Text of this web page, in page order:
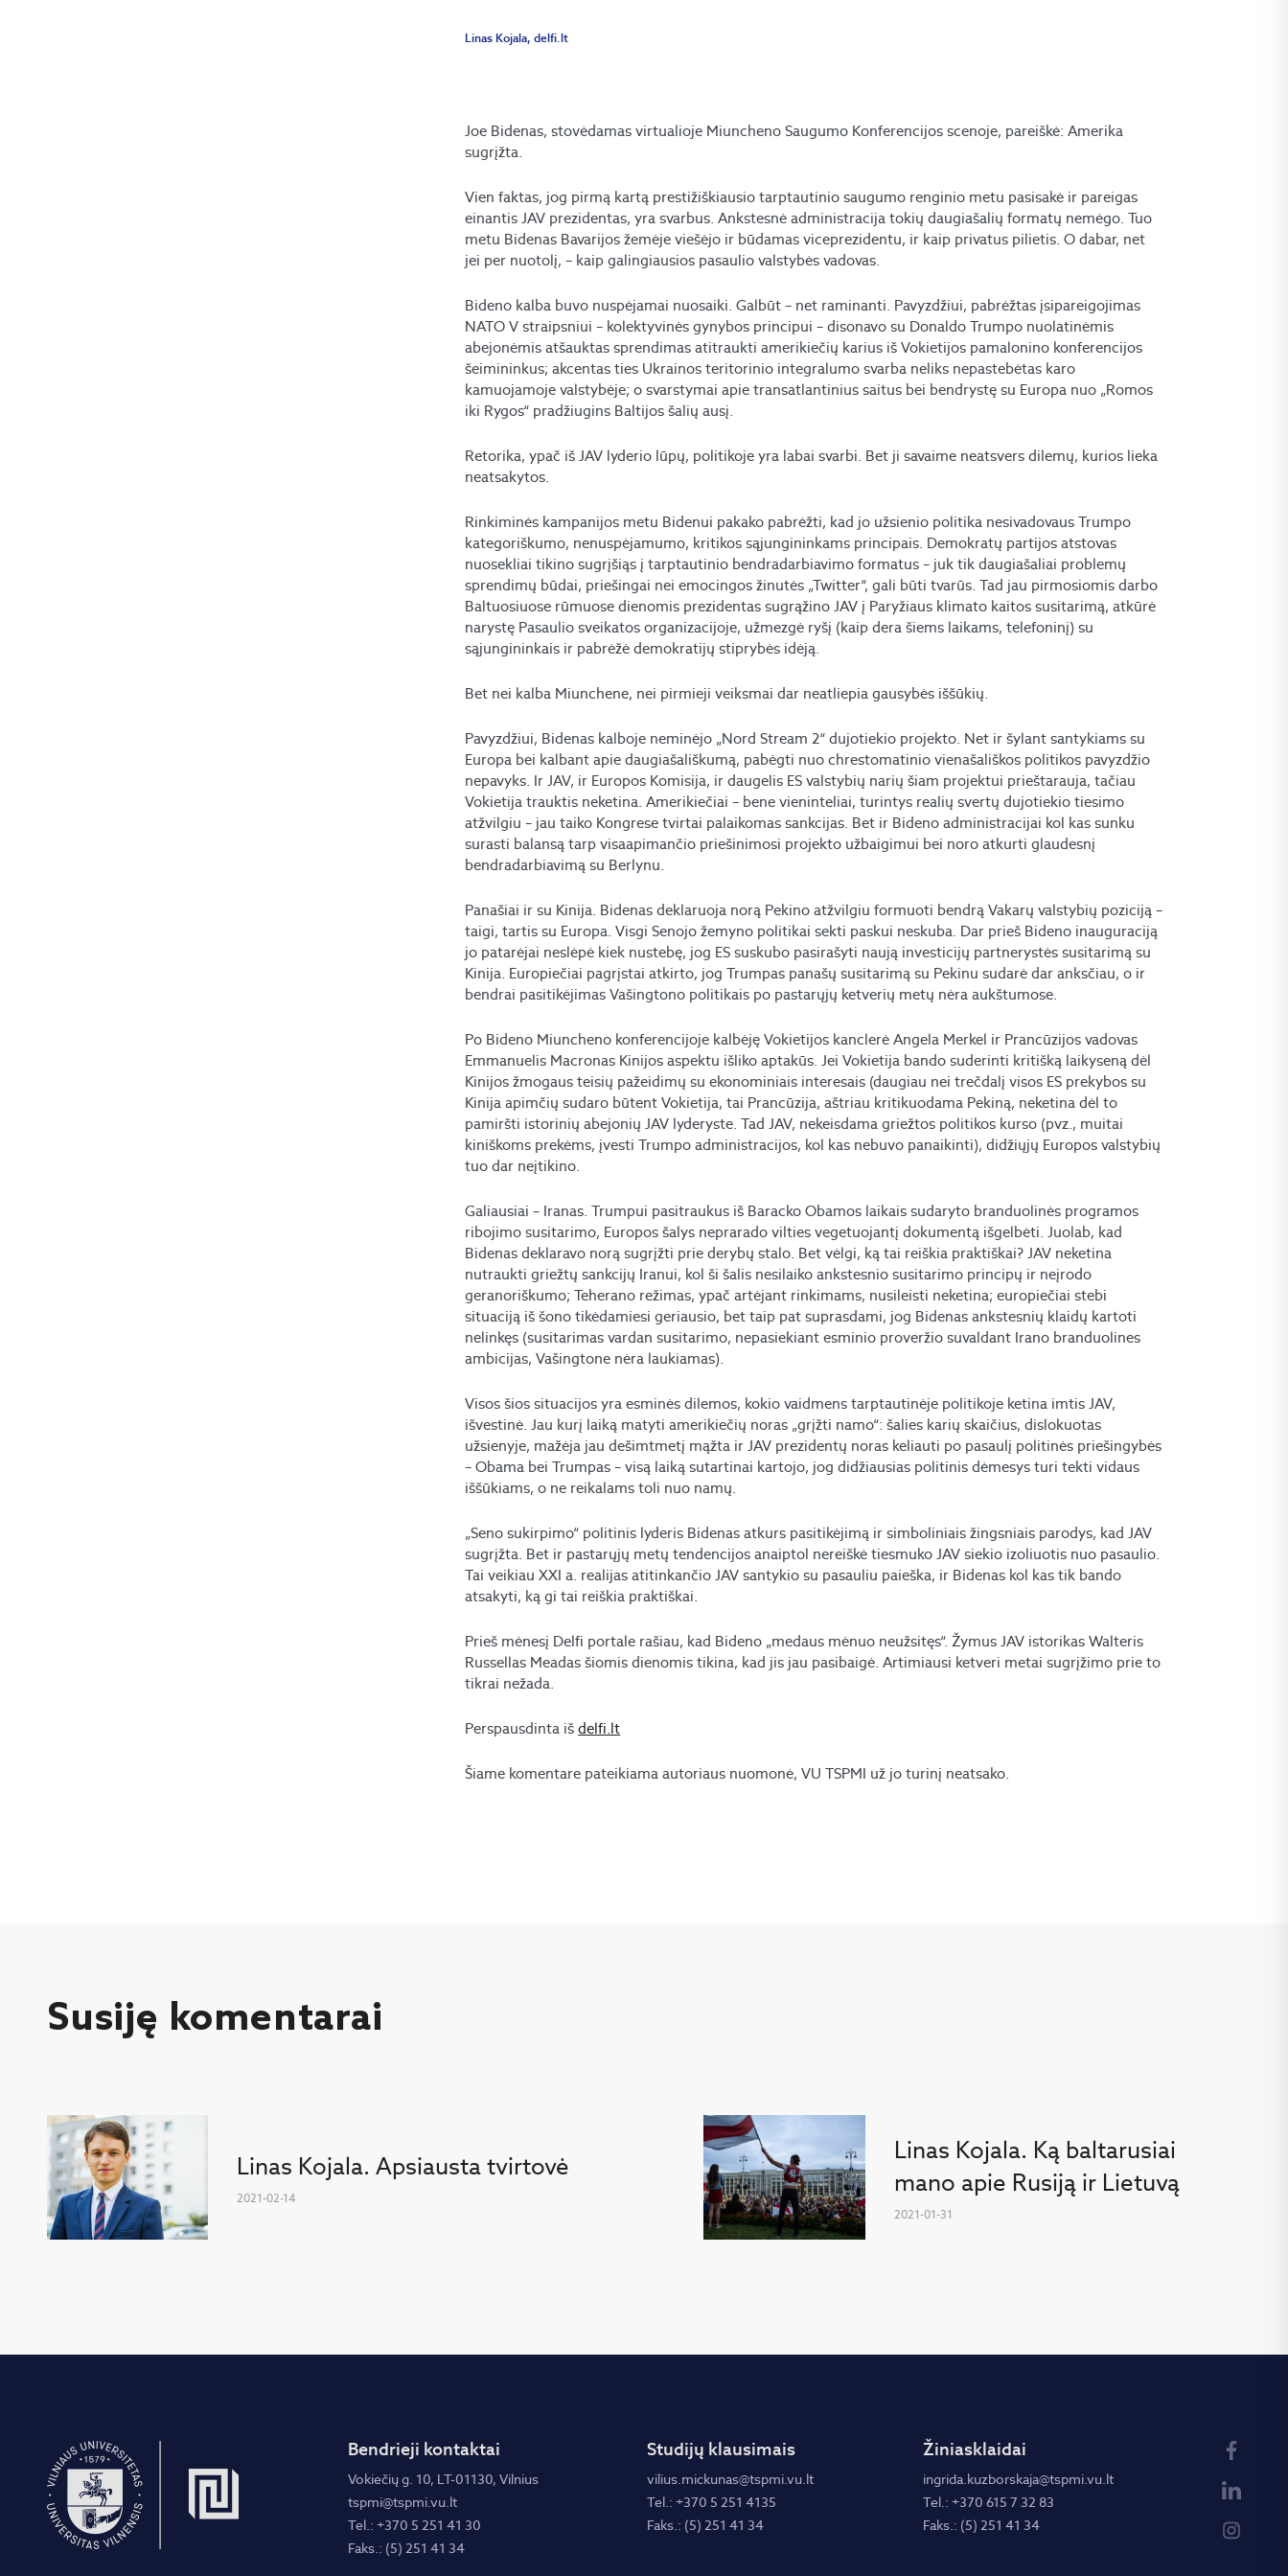
Linas Kojala, delfi.lt
Joe Bidenas, stovėdamas virtualioje Miuncheno Saugumo Konferencijos scenoje, pareiškė: Amerika
sugrįžta.
Vien faktas, jog pirmą kartą prestižiškiausio tarptautinio saugumo renginio metu pasisakė ir pareigas
einantis JAV prezidentas, yra svarbus. Ankstesnė administracija tokių daugiašalių formatų nemėgo. Tuo
metu Bidenas Bavarijos žemėje viešėjo ir būdamas viceprezidentu, ir kaip privatus pilietis. O dabar, net
jei per nuotolį, – kaip galingiausios pasaulio valstybės vadovas.
Bideno kalba buvo nuspėjamai nuosaiki. Galbūt – net raminanti. Pavyzdžiui, pabrėžtas įsipareigojimas
NATO V straipsniui – kolektyvinės gynybos principui – disonavo su Donaldo Trumpo nuolatinėmis
abejonėmis atšauktas sprendimas atitraukti amerikiečių karius iš Vokietijos pamalonino konferencijos
šeimininkus; akcentas ties Ukrainos teritorinio integralumo svarba neliks nepastebėtas karo
kamuojamoje valstybėje; o svarstymai apie transatlantinius saitus bei bendrystę su Europa nuo „Romos
iki Rygos“ pradžiugins Baltijos šalių ausį.
Retorika, ypač iš JAV lyderio lūpų, politikoje yra labai svarbi. Bet ji savaime neatsvers dilemų, kurios lieka
neatsakytos.
Rinkiminės kampanijos metu Bidenui pakako pabrėžti, kad jo užsienio politika nesivadovaus Trumpo
kategoriškumo, nenuspėjamumo, kritikos sąjungininkams principais. Demokratų partijos atstovas
nuosekliai tikino sugrįšiąs į tarptautinio bendradarbiavimo formatus – juk tik daugiašaliai problemų
sprendimų būdai, priešingai nei emocingos žinutės „Twitter“, gali būti tvarūs. Tad jau pirmosiomis darbo
Baltuosiuose rūmuose dienomis prezidentas sugrąžino JAV į Paryžiaus klimato kaitos susitarimą, atkūrė
narystę Pasaulio sveikatos organizacijoje, užmezgė ryšį (kaip dera šiems laikams, telefoninį) su
sąjungininkais ir pabrėžė demokratijų stiprybės idėją.
Bet nei kalba Miunchene, nei pirmieji veiksmai dar neatliepia gausybės iššūkių.
Pavyzdžiui, Bidenas kalboje neminėjo „Nord Stream 2“ dujotiekio projekto. Net ir šylant santykiams su
Europa bei kalbant apie daugiašališkumą, pabėgti nuo chrestomatinio vienašališkos politikos pavyzdžio
nepavyks. Ir JAV, ir Europos Komisija, ir daugelis ES valstybių narių šiam projektui prieštarauja, tačiau
Vokietija trauktis neketina. Amerikiečiai – bene vieninteliai, turintys realių svertų dujotiekio tiesimo
atžvilgiu – jau taiko Kongrese tvirtai palaikomas sankcijas. Bet ir Bideno administracijai kol kas sunku
surasti balansą tarp visaapimančio priešinimosi projekto užbaigimui bei noro atkurti glaudesnį
bendradarbiavimą su Berlynu.
Panašiai ir su Kinija. Bidenas deklaruoja norą Pekino atžvilgiu formuoti bendrą Vakarų valstybių poziciją –
taigi, tartis su Europa. Visgi Senojo žemyno politikai sekti paskui neskuba. Dar prieš Bideno inauguraciją
jo patarėjai neslėpė kiek nustebę, jog ES suskubo pasirašyti naują investicijų partnerystės susitarimą su
Kinija. Europiečiai pagrįstai atkirto, jog Trumpas panašų susitarimą su Pekinu sudarė dar anksčiau, o ir
bendrai pasitikėjimas Vašingtono politikais po pastarųjų ketverių metų nėra aukštumose.
Po Bideno Miuncheno konferencijoje kalbėję Vokietijos kanclerė Angela Merkel ir Prancūzijos vadovas
Emmanuelis Macronas Kinijos aspektu išliko aptakūs. Jei Vokietija bando suderinti kritišką laikyseną dėl
Kinijos žmogaus teisių pažeidimų su ekonominiais interesais (daugiau nei trečdalį visos ES prekybos su
Kinija apimčių sudaro būtent Vokietija, tai Prancūzija, aštriau kritikuodama Pekiną, neketina dėl to
pamiršti istorinių abejonių JAV lyderyste. Tad JAV, nekeisdama griežtos politikos kurso (pvz., muitai
kiniškoms prekėms, įvesti Trumpo administracijos, kol kas nebuvo panaikinti), didžiųjų Europos valstybių
tuo dar neįtikino.
Galiausiai – Iranas. Trumpui pasitraukus iš Baracko Obamos laikais sudaryto branduolinės programos
ribojimo susitarimo, Europos šalys neprarado vilties vegetuojantį dokumentą išgelbėti. Juolab, kad
Bidenas deklaravo norą sugrįžti prie derybų stalo. Bet vėlgi, ką tai reiškia praktiškai? JAV neketina
nutraukti griežtų sankcijų Iranui, kol ši šalis nesilaiko ankstesnio susitarimo principų ir neįrodo
geranoriškumo; Teherano režimas, ypač artėjant rinkimams, nusileisti neketina; europiečiai stebi
situaciją iš šono tikėdamiesi geriausio, bet taip pat suprasdami, jog Bidenas ankstesnių klaidų kartoti
nelinkęs (susitarimas vardan susitarimo, nepasiekiant esminio proveržio suvaldant Irano branduolines
ambicijas, Vašingtone nėra laukiamas).
Visos šios situacijos yra esminės dilemos, kokio vaidmens tarptautinėje politikoje ketina imtis JAV,
išvestinė. Jau kurį laiką matyti amerikiečių noras „grįžti namo“: šalies karių skaičius, dislokuotas
užsienyje, mažėja jau dešimtmetį mąžta ir JAV prezidentų noras keliauti po pasaulį politinės priešingybės
– Obama bei Trumpas – visą laiką sutartinai kartojo, jog didžiausias politinis dėmesys turi tekti vidaus
iššūkiams, o ne reikalams toli nuo namų.
„Seno sukirpimo“ politinis lyderis Bidenas atkurs pasitikėjimą ir simboliniais žingsniais parodys, kad JAV
sugrįžta. Bet ir pastarųjų metų tendencijos anaiptol nereiškė tiesmuko JAV siekio izoliuotis nuo pasaulio.
Tai veikiau XXI a. realijas atitinkančio JAV santykio su pasauliu paieška, ir Bidenas kol kas tik bando
atsakyti, ką gi tai reiškia praktiškai.
Prieš mėnesį Delfi portale rašiau, kad Bideno „medaus mėnuo neužsitęs“. Žymus JAV istorikas Walteris
Russellas Meadas šiomis dienomis tikina, kad jis jau pasibaigė. Artimiausi ketveri metai sugrįžimo prie to
tikrai nežada.
Perspausdinta išdelfi.lt
Šiame komentare pateikiama autoriaus nuomonė, VU TSPMI už jo turinį neatsako.
Susiję komentarai
Linas Kojala. Apsiausta tvirtovė
2021-02-14
Linas Kojala. Ką baltarusiai
mano apie Rusiją ir Lietuvą
2021-01-31
Bendrieji kontaktai
Vokiečių g. 10, LT-01130, Vilnius
tspmi@tspmi.vu.lt
Tel.: +370 5 251 41 30
Faks.: (5) 251 41 34
Studijų klausimais
vilius.mickunas@tspmi.vu.lt
Tel.: +370 5 251 4135
Faks.: (5) 251 41 34
Žiniasklaidai
ingrida.kuzborskaja@tspmi.vu.lt
Tel.: +370 615 7 32 83
Faks.: (5) 251 41 34